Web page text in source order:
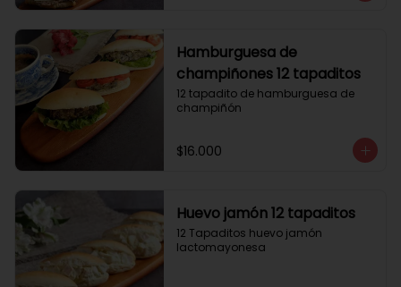
Hamburguesa de
champiñones 12 tapaditos
12 tapadito de hamburguesa de
champiñón
$16.000
Huevo jamón 12 tapaditos
12 Tapaditos huevo jamón
lactomayonesa